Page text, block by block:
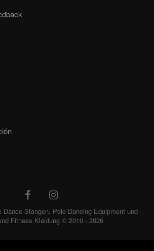
Dance Stangen, Pole Dancing Equipment und
Fitness Kleidung © 2010 - 2026